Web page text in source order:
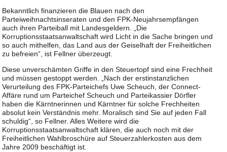
Bekanntlich finanzieren die Blauen nach den
Parteiweihnachtsinseraten und den FPK-Neujahrsempfängen
auch ihren Parteiball mit Landesgeldern. „Die
Korruptionsstaatsanwaltschaft wird Licht in die Sache bringen und
so auch mithelfen, das Land aus der Geiselhaft der Freiheitlichen
zu befreien“, ist Fellner überzeugt.
Diese unverschämten Griffe in den Steuertopf sind eine Frechheit
und müssen gestoppt werden. „Nach der erstinstanzlichen
Verurteilung des FPK-Parteichefs Uwe Scheuch, der Connect-
Affäre rund um Parteichef Scheuch und Parteikassier Dörfler
haben die Kärntnerinnen und Kärntner für solche Frechheiten
absolut kein Verständnis mehr. Moralisch sind Sie auf jeden Fall
schuldig“, so Fellner. Alles Weitere wird die
Korruptionsstaatsanwaltschaft klären, die auch noch mit der
Freiheitlichen Wahlbroschüre auf Steuerzahlerkosten aus dem
Jahre 2009 beschäftigt ist.